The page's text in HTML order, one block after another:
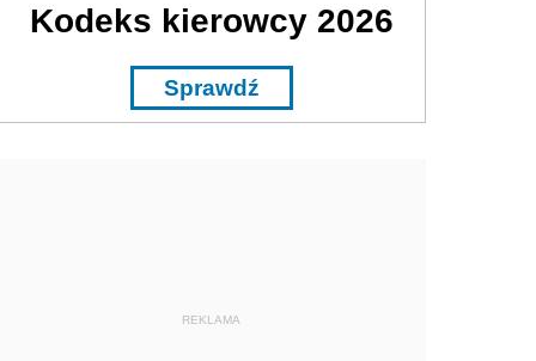
Kodeks kierowcy 2026
Sprawdź
REKLAMA